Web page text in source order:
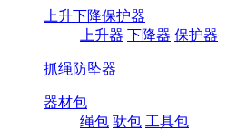
上升下降保护器
上升器 下降器 保护器
抓绳防坠器
器材包
绳包 驮包 工具包